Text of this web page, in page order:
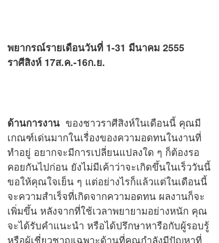
พยากรณ์รายเดือนวันที่ 1-31 มีนาคม 2555
ราศีสิงห์ 17ส.ค.-16ก.ย.
ด้านการงาน ของชาวราศีสิงห์ในเดือนนี้ คุณมี
เกณฑ์เด่นมากในเรื่องของความอดทนในงานที่
ทำอยู่ อยากจะมีการเปลี่ยนแปลงใด ๆ ก็ต้องรอ
คอยกันไปก่อน ยังไม่มีเค้าว่าจะเกิดขึ้นในเร็ววันนี้
ขอให้คุณใจเย็น ๆ แต่อย่างไรก็แล้วแต่ในเดือนนี้
จะความสำเร็จที่เกิดจากความอดทน ผลงานก็จะ
เพิ่มขึ้น หลังจากที่ใช้เวลาพยายามอย่างหนัก คุณ
จะได้รับคำแนะนำ หรือได้ปรึกษาหารือกับผู้รอบรู้
หรือผู้เชี่ยวชาญเฉพาะด้านที่คุณกำลังมีปัญหาที่